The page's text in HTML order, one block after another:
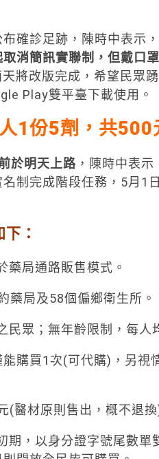
診足跡，陳時中表示，
消簡訊實聯制，但戴口
將改版完成，希望民眾
Play雙平臺下載使用。
1份5劑，共500
於明天上路，陳時中表示
制完成階段任務，5月1
下：
藥局通路販售模式。
藥局及58個偏鄉衛生所。
眾；無年齡限制，每人
購買1次(可代購)，另視
(醫材原則售出，概不退換
，以身分證字號尾數單